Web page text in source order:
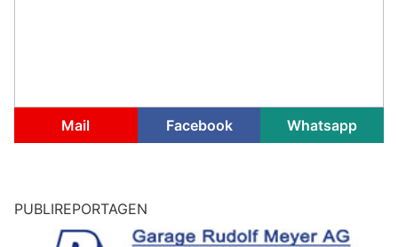
Mail Facebook Whatsapp
PUBLIREPORTAGEN